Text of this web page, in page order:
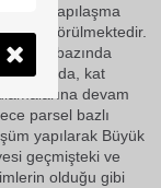
bir yapılaşma
ettiği görülmektedir.
parsel bazında
inşaatlarda, kat
devam
parsel bazlı
yapılarak Büyük
geçmişteki ve
olduğu gibi